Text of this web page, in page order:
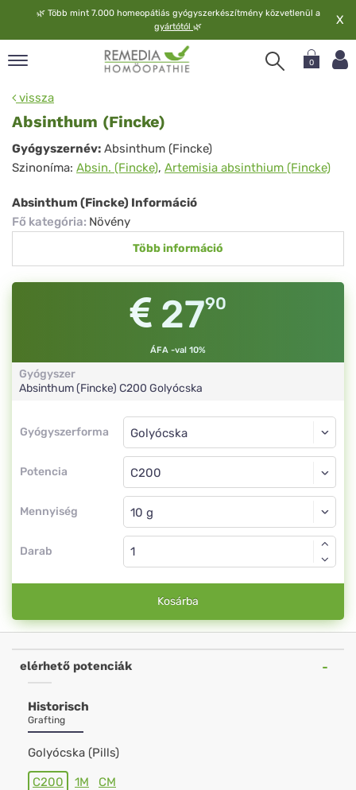
🌿 Több mint 7.000 homeopátiás gyógyszerkészítmény közvetlenül a
gyártótól 🌿 X
0
vissza
Absinthum (Fincke)
Absinthum
(Fincke)
Gyógyszernév: Absinthum (Fincke)
Szinoníma: Absin. (Fincke), Artemisia absinthium (Fincke)
Absinthum (Fincke) Információ
Fő kategória: Növény
Több információ
2790
ÁFA -val 10%
Gyógyszer
Absinthum (Fincke) C200 Golyócska
Gyógyszerforma
Gyógyszerforma
Potencia
Golyócska
C200
Mennyiség
Golyócska
Darab
Kosárba
elérhető potenciák
Historisch
Grafting
Golyócska (Pills)
C200 1M CM